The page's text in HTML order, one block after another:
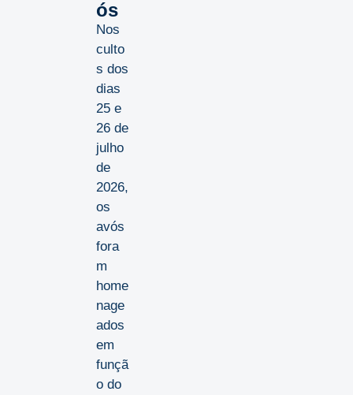
ós
Nos
culto
s dos
dias
25 e
26 de
julho
de
2026,
os
avós
fora
m
home
nage
ados
em
funçã
o do